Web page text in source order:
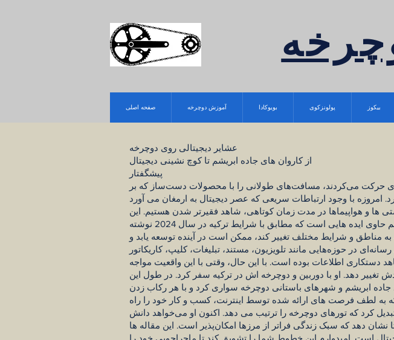
صفحه اصلی آموزش دوچرخه بویوکادا پولونزکوی بیکوز
عشایر دیجیتالی روی دوچرخه
از کاروان های جاده ابریشم تا کوچ نشینی دیجیتال
پیشگفتار
حرکت می‌کردند، مسافت‌های طولانی را با محصولات دست‌ساز که بر
امروزه با وجود ارتباطات سریعی که عصر دیجیتال به ارمغان می آورد
ها و هواپیماها در مدت زمان کوتاهی، شاهد فقیرتر شدن هستیم. این
کتاب که نام آن را از کاروان های جاده ابریشم تا کوچ نشینی دیجیتال گذاشتیم حاوی ایده هایی است که مطابق با شرایط ترکیه در سال 2024 نوشته
مناطق و شرایط مختلف تغییر کند، ممکن است در آینده توسعه یابد و
در حوزه‌هایی مانند تلویزیون، مستند، تبلیغات، کلیپ، کاریکاتور
اطلاعات بوده است. با این حال، وقتی با این واقعیت مواجه
دهد. او با دوربین و دوچرخه اش در ترکیه سفر کرد. در طول این
های غبارآلود جاده ابریشم و شهرهای باستانی دوچرخه سواری کرد و با هر رکاب زدن
به لطف فرصت های ارائه شده توسط اینترنت، کسب و کار خود را راه
تبدیل کرد که تورهای دوچرخه را ترتیب می دهد. اکنون او می‌خواهد دانش
دهد که سبک زندگی فراتر از مرزها امکان‌پذیر است. این مقاله ها
است. امیدوارم این خطوط شما را تشویق کند تا ماجراجویی خود را